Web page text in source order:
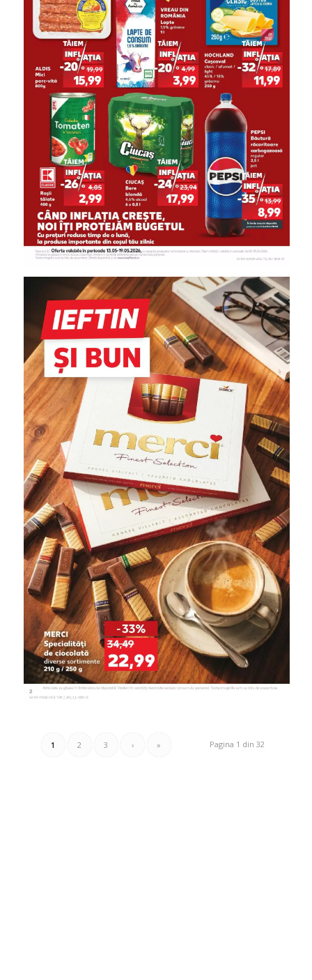
Pagina 1 din 32
1 2 3 › »